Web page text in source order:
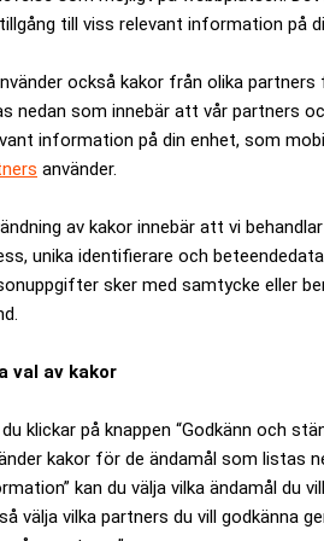
till viss relevant information på
också kakor från olika
nedan som innebär att vår partners
information på din enhet, som
använder.
av kakor innebär att vi
unika identifierare och
sker med samtycke eller
val av kakor
klickar på knappen “Godkänn och
kakor för de ändamål som listas
kan du välja vilka ändamål du
välja vilka partners du vill godkänna
av alla partier